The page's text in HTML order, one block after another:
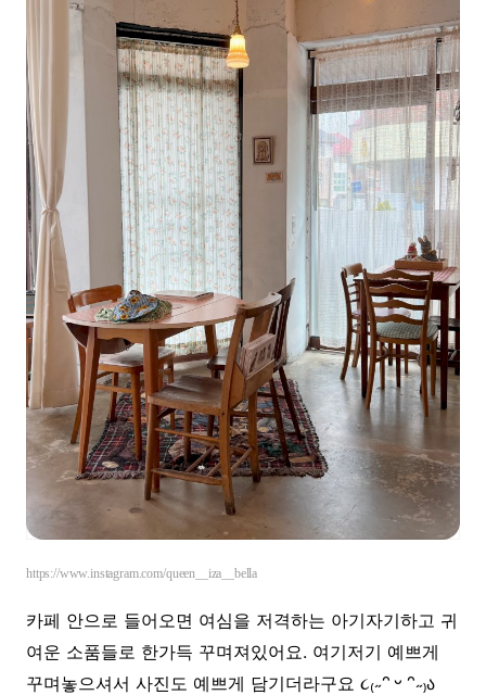
https://www.instagram.com/queen__iza__bella
카페 안으로 들어오면 여심을 저격하는 아기자기하고 귀
여운 소품들로 한가득 꾸며져있어요. 여기저기 예쁘게
꾸며놓으셔서 사진도 예쁘게 담기더라구요 ૮₍˶ᵔ ᵕ ᵔ˶₎ა